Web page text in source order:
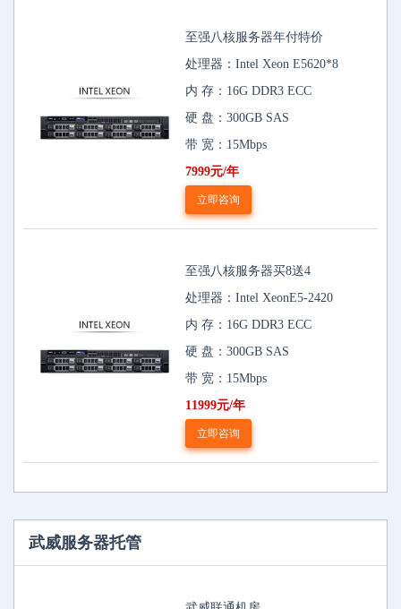
至强八核服务器年付特价
处理器：Intel Xeon E5620*8
内 存：16G DDR3 ECC
硬 盘：300GB SAS
带 宽：15Mbps
7999元/年
立即咨询
至强八核服务器买8送4
处理器：Intel XeonE5-2420
内 存：16G DDR3 ECC
硬 盘：300GB SAS
带 宽：15Mbps
11999元/年
立即咨询
武威服务器托管